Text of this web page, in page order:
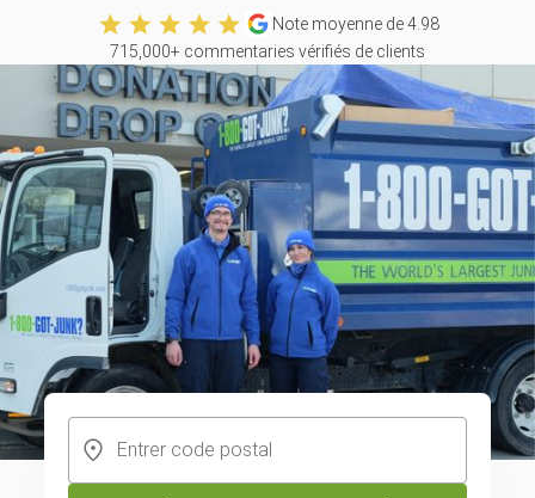
Note moyenne de4.98
715,000+ commentaries vérifiés de clients